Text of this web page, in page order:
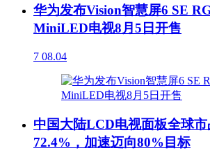
华为发布Vision智慧屏6 SE
MiniLED电视8月5日开售
7 08.04
中国大陆LCD电视面板全球
72.4%，加速迈向80%目标